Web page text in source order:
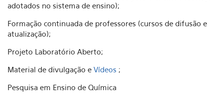
adotados no sistema de ensino);
Formação continuada de professores (cursos de difusão e
atualização);
Projeto Laboratório Aberto;
Material de divulgação e Vídeos ;
Pesquisa em Ensino de Química